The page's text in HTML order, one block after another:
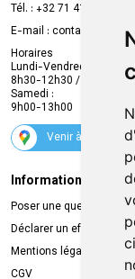
Tél. : +32 71 41 32 10
E-mail : contact
Horaires
Lundi-Vendredi :
8h30-12h30 / 13h30-
Samedi :
9h00-13h00
Venir à la
Informations
Poser une question
Déclarer un effet
Mentions légales
CGV